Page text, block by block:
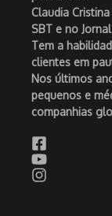
Claudia
SBT e no
Tem a
clientes em
Nos últimos
pequenos e
companhias